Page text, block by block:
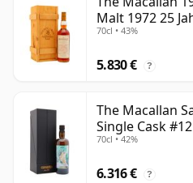
Malt 1972 25
70cl • 43%
5.830 € ?
The Macallan
Single Cask
70cl • 42%
6.316 € ?